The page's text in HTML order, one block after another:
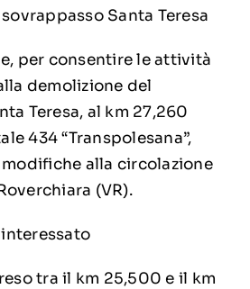
Santa Teresa
per consentire le attività
demolizione del
Teresa, al km 27,260
434 “Transpolesana”,
alla circolazione
(VR).
tra il km 25,500 e il km